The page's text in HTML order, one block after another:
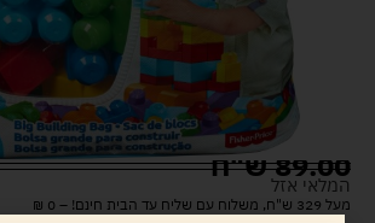
89.00ש"ח
המלאי אזל
מעל 329 ש"ח, משלוח עם שליח עד הבית חינם! – 0 ₪